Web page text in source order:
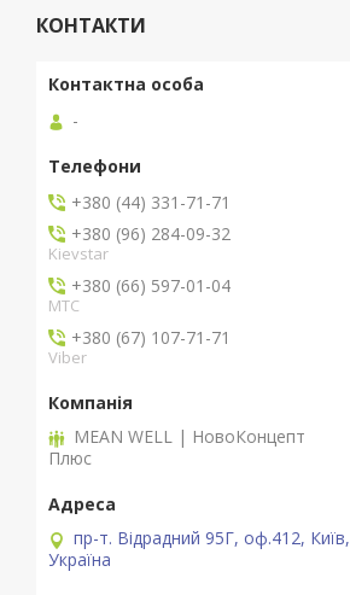
КОНТАКТИ
-
+380 (44) 331-71-71
+380 (96) 284-09-32
Kievstar
+380 (66) 597-01-04
MTC
+380 (67) 107-71-71
Viber
MEAN WELL | НовоКонцепт
Плюс
пр-т. Відрадний 95Г, оф.412, Київ,
Україна